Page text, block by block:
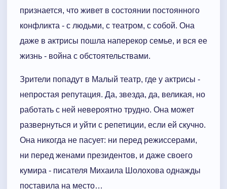
признается, что живет в состоянии постоянного
конфликта - с людьми, с театром, с собой. Она
даже в актрисы пошла наперекор семье, и вся ее
жизнь - война с обстоятельствами.
Зрители попадут в Малый театр, где у актрисы -
непростая репутация. Да, звезда, да, великая, но
работать с ней невероятно трудно. Она может
развернуться и уйти с репетиции, если ей скучно.
Она никогда не пасует: ни перед режиссерами,
ни перед женами президентов, и даже своего
кумира - писателя Михаила Шолохова однажды
поставила на место…